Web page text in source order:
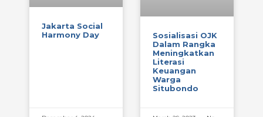
Jakarta Social
Harmony Day
Sosialisasi OJK
Dalam Rangka
Meningkatkan
Literasi
Keuangan
Warga
Situbondo